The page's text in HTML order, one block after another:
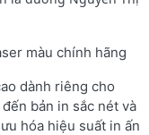
màu chính hãng
dành riêng cho
bản in sắc nét và
hóa hiệu suất in ấn